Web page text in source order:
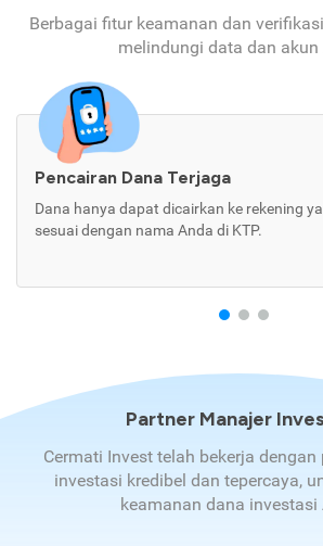
Berbagai fitur keamanan dan
melindungi data dan akun
Pencairan Dana Terjaga
Dana hanya dapat dicairkan ke rekening
sesuai dengan nama Anda di KTP.
Partner Manajer
Cermati Invest telah bekerja
investasi kredibel dan tepercaya,
keamanan dana investasi